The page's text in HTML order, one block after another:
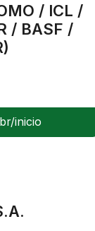
/ ICL /
/ BASF /
inicio